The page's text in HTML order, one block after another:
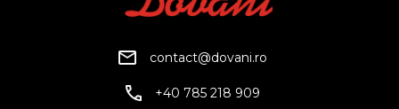
contact@dovani.ro
+40 785 218 909